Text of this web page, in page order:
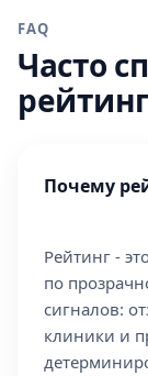
FAQ
Часто
Почему
Рейтинг -
по
сигналов:
клиники и